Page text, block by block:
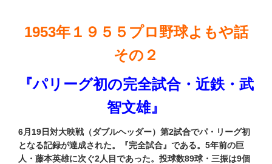
1953年１９５５プロ野球よもや話
その２
『パリーグ初の完全試合・近鉄・武
智文雄』
6月19日対大映戦（ダブルヘッダー）第2試合でパ・リーグ初
となる記録が達成された。『完全試合』である。5年前の巨
人・藤本英雄に次ぐ2人目であった。投球数89球・三振は9個